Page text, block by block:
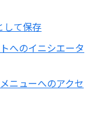
して保存
へのイニシエータ
ニューへのアクセ